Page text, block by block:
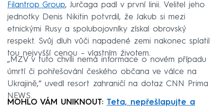
Filantrop Group, Jurčaga padl v první linii. Velitel jeho
jednotky Denis Nikitin potvrdil, že Jakub si mezi
etnickými Rusy a spolubojovníky získal obrovský
respekt. Svůj dluh vůči napadené zemi nakonec splatil
tou nejvyšší cenou – vlastním životem.
„MZV v tuto chvíli nemá informace o novém případu
úmrtí či pohřešování českého občana ve válce na
Ukrajině,“ uvedl resort zahraničí na dotaz CNN Prima
NEWS.
MOHLO VÁM UNIKNOUT: Teta, nepřešlapujte a